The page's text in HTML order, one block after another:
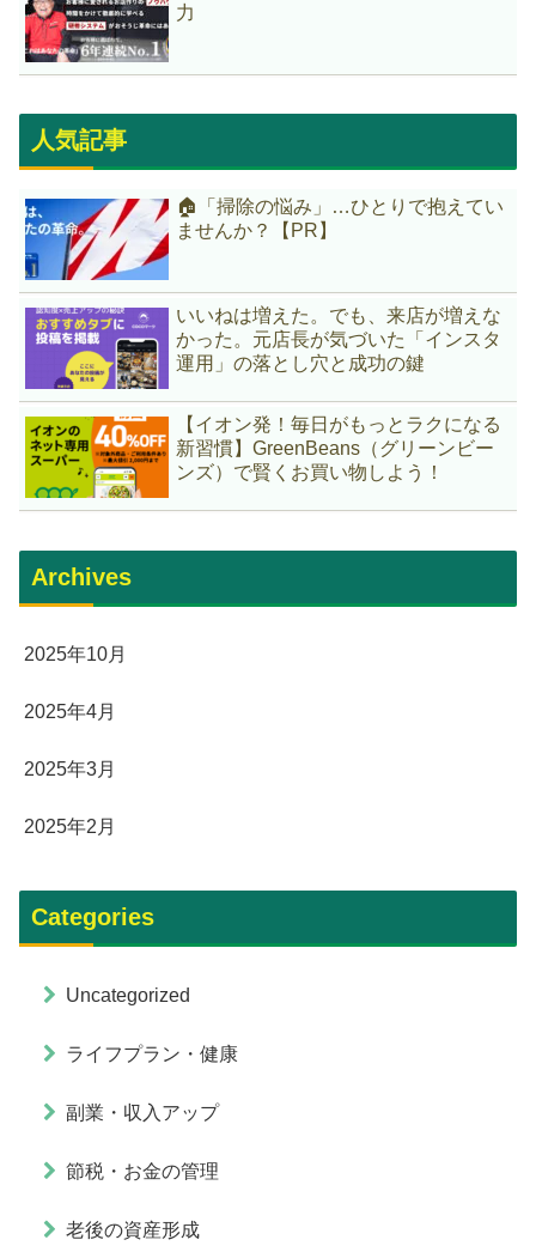
力
人気記事
🏠「掃除の悩み」…ひとりで抱えてい
ませんか？【PR】
いいねは増えた。でも、来店が増えな
かった。元店長が気づいた「インスタ
運用」の落とし穴と成功の鍵
【イオン発！毎日がもっとラクになる
新習慣】GreenBeans（グリーンビー
ンズ）で賢くお買い物しよう！
Archives
2025年10月
2025年4月
2025年3月
2025年2月
Categories
Uncategorized
ライフプラン・健康
副業・収入アップ
節税・お金の管理
老後の資産形成